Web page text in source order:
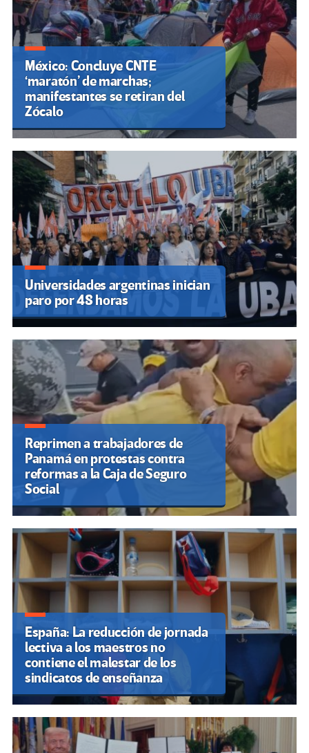
México: Concluye CNTE
‘maratón’ de marchas;
manifestantes se retiran del
Zócalo
Universidades argentinas inician
paro por 48 horas
Reprimen a trabajadores de
Panamá en protestas contra
reformas a la Caja de Seguro
Social
España: La reducción de jornada
lectiva a los maestros no
contiene el malestar de los
sindicatos de enseñanza